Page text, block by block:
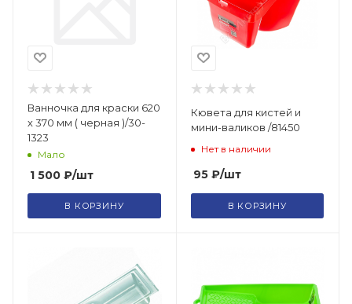
Ванночка для краски 620
х 370 мм ( черная )/30-
1323
Мало
1 500 ₽/шт
В КОРЗИНУ
Кювета для кистей и
мини-валиков /81450
Нет в наличии
95₽/шт
В КОРЗИНУ